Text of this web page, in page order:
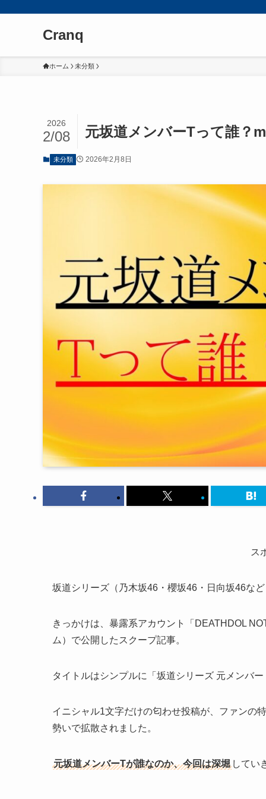
Cranq
ホーム 未分類
元坂道メンバーTって誰？
2026
2/08
未分類 2026年2月8日
ス
坂道シリーズ（乃木坂46・櫻坂46・日向坂46な
きっかけは、暴露系アカウント「DEATHDOL
ム）で公開したスクープ記事。
タイトルはシンプルに「坂道シリーズ 元メンバ
イニシャル1文字だけの匂わせ投稿が、ファンの
勢いで拡散されました。
元坂道メンバーTが誰なのか、今回は深堀 してい